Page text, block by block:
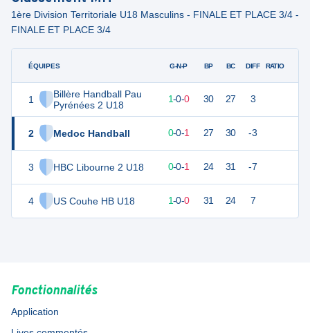
1ère Division Territoriale U18 Masculins - FINALE ET PLACE 3/4 -
FINALE ET PLACE 3/4
ÉQUIPES
1
Billère Handball Pau
Pyrénées 2 U18
2 Medoc Handball
3 HBC Libourne 2 U18
4 US Couhe HB U18
G-N-P BP BC DIFF RATIO
3 1-0-0 30 27 3
1 0-0-1 27 30 -3
1 0-0-1 24 31 -7
3 1-0-0 31 24 7
Fonctionnalités
Application